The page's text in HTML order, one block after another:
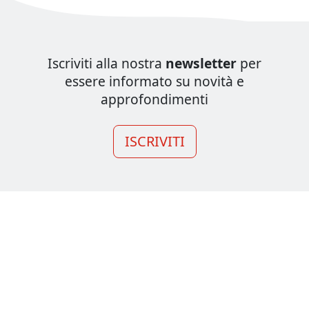
Iscriviti alla nostra newsletter per
essere informato su novità e
approfondimenti
ISCRIVITI